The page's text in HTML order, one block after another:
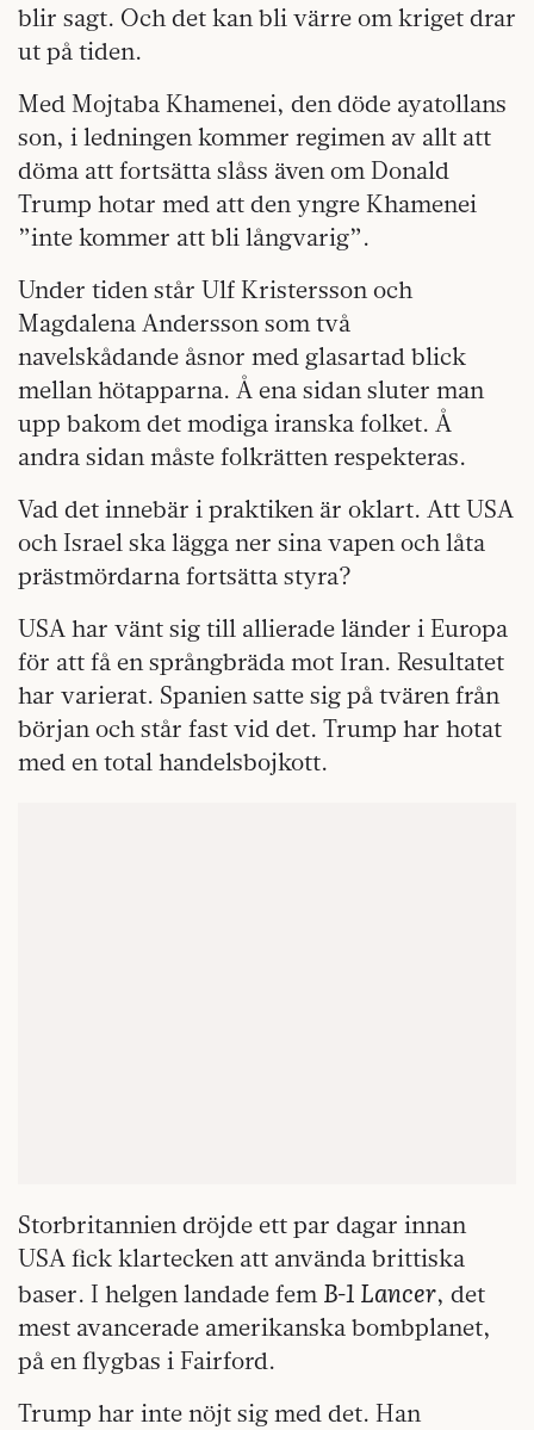
blir sagt. Och det kan bli värre om kriget drar
ut på tiden.
Med Mojtaba Khamenei, den döde ayatollans
son, i ledningen kommer regimen av allt att
döma att fortsätta slåss även om Donald
Trump hotar med att den yngre Khamenei
”inte kommer att bli långvarig”.
Under tiden står Ulf Kristersson och
Magdalena Andersson som två
navelskådande åsnor med glasartad blick
mellan hötapparna. Å ena sidan sluter man
upp bakom det modiga iranska folket. Å
andra sidan måste folkrätten respekteras.
Vad det innebär i praktiken är oklart. Att USA
och Israel ska lägga ner sina vapen och låta
prästmördarna fortsätta styra?
USA har vänt sig till allierade länder i Europa
för att få en språngbräda mot Iran. Resultatet
har varierat. Spanien satte sig på tvären från
början och står fast vid det. Trump har hotat
med en total handelsbojkott.
Storbritannien dröjde ett par dagar innan
USA fick klartecken att använda brittiska
baser. I helgen landade fem B-1 Lancer, det
mest avancerade amerikanska bombplanet,
på en flygbas i Fairford.
Trump har inte nöjt sig med det. Han